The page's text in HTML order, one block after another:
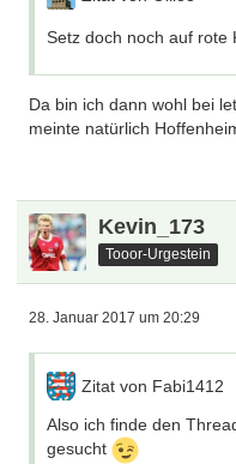
Setz doch noch auf
Da bin ich dann wohl bei
meinte natürlich
Kevin_173
Tooor-Urgestein
28. Januar 2017 um 20:29
Zitat von Fabi1412
Also ich finde den
gesucht